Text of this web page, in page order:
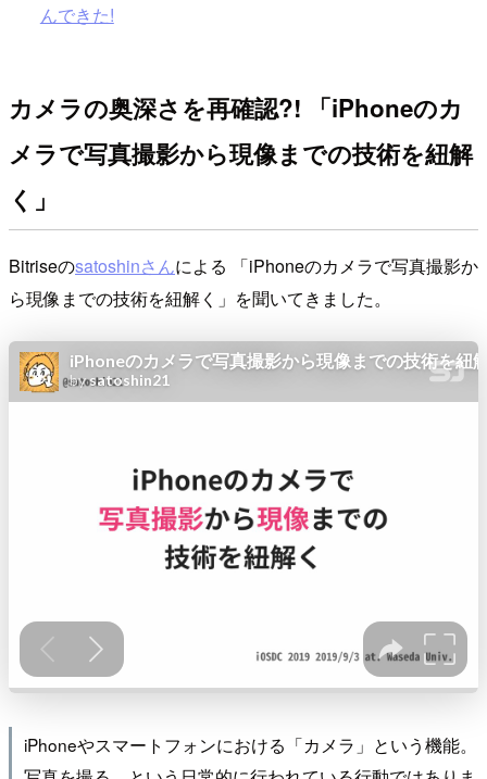
んできた!
カメラの奥深さを再確認?! 「iPhoneのカ
メラで写真撮影から現像までの技術を紐解
く」
Bitriseのsatoshinさんによる 「iPhoneのカメラで写真撮影か
ら現像までの技術を紐解く」を聞いてきました。
iPhoneやスマートフォンにおける「カメラ」という機能。